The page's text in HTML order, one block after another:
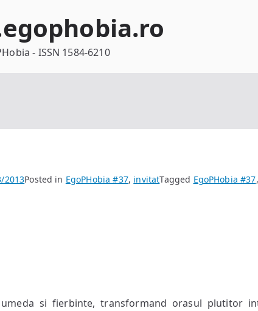
- ISSN 1584-6210
2013Posted in EgoPHobia #37, invitatTagged EgoPHobia #37,
si fierbinte, transformand orasul plutitor